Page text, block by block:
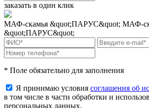
заказать в один клик
МАФ-скамья &quot;ПАРУС&quot; МАФ-
&quot;ПАРУС&quot;
* Поле обязательно для заполнения
Я принимаю условия соглашения об
в том числе в части обработки и
персональных данных.